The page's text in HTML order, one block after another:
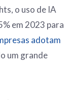
o uso de IA
em 2023 para
adotam
um grande